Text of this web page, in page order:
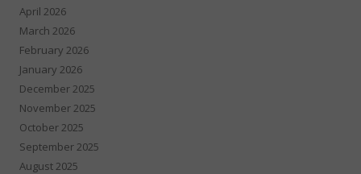
April 2026
March 2026
February 2026
January 2026
December 2025
November 2025
October 2025
September 2025
August 2025